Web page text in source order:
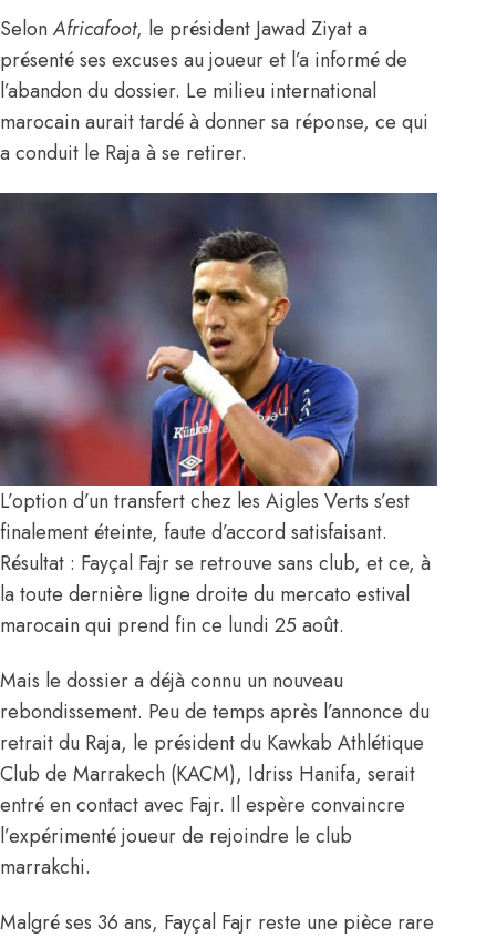
SelonAfricafoot, le président Jawad Ziyat a
présenté ses excuses au joueur et l’a informé de
l’abandon du dossier. Le milieu international
marocain aurait tardé à donner sa réponse, ce qui
a conduit le Raja à se retirer.
L’option d’un transfert chez les Aigles Verts s’est
finalement éteinte, faute d’accord satisfaisant.
Résultat : Fayçal Fajr se retrouve sans club, et ce, à
la toute dernière ligne droite du mercato estival
marocain qui prend fin ce lundi 25 août.
Mais le dossier a déjà connu un nouveau
rebondissement. Peu de temps après l’annonce du
retrait du Raja, le président du Kawkab Athlétique
Club de Marrakech (KACM), Idriss Hanifa, serait
entré en contact avec Fajr. Il espère convaincre
l’expérimenté joueur de rejoindre le club
marrakchi.
Malgré ses 36 ans, Fayçal Fajr reste une pièce rare